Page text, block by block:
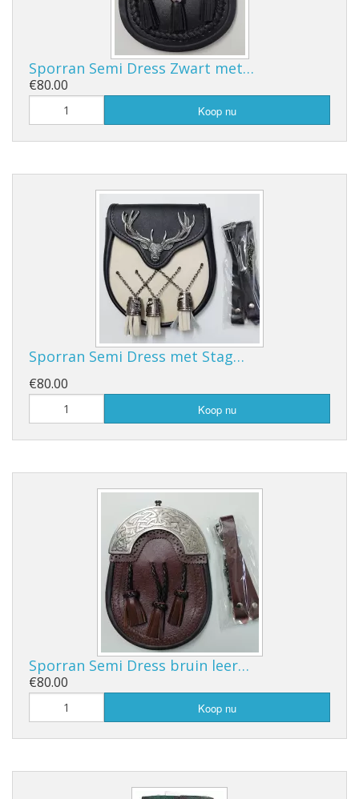
Sporran Semi Dress Zwart met…
€80.00
Koop nu
Sporran Semi Dress met Stag…
€80.00
Koop nu
Sporran Semi Dress bruin leer…
€80.00
Koop nu